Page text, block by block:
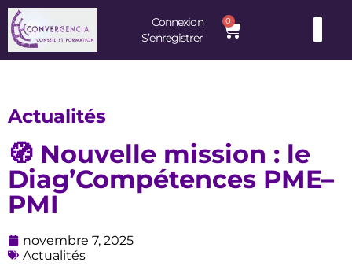
Connexion
S’enregistrer
0
Actualités
🧭 Nouvelle mission : le
Diag’Compétences PME–
PMI
novembre 7, 2025
Actualités